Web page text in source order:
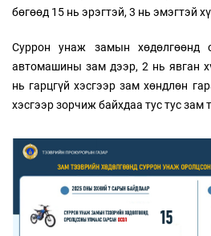
бөгөөд 15 нь эрэгтэй, 3 нь эмэгтэй
Суррон унаж замын хөдөлгөөнд
автомашины зам дээр, 2 нь явган
нь гарцгүй хэсгээр зам хөндлөн
хэсгээр зорчиж байхдаа тус тус зам